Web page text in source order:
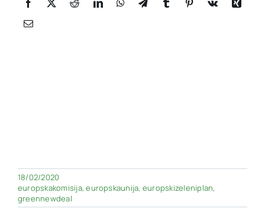
18/02/2020
europskakomisija,europskaunija, europskizeleniplan,
greennewdeal